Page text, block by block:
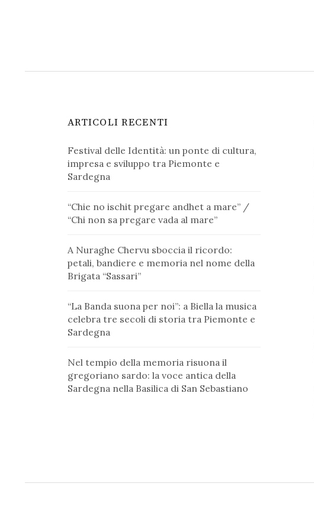
ARTICOLI RECENTI
Festival delle Identità: un ponte di cultura,
impresa e sviluppo tra Piemonte e
Sardegna
“Chie no ischit pregare andhet a mare” /
“Chi non sa pregare vada al mare”
A Nuraghe Chervu sboccia il ricordo:
petali, bandiere e memoria nel nome della
Brigata “Sassari”
“La Banda suona per noi”: a Biella la musica
celebra tre secoli di storia tra Piemonte e
Sardegna
Nel tempio della memoria risuona il
gregoriano sardo: la voce antica della
Sardegna nella Basilica di San Sebastiano